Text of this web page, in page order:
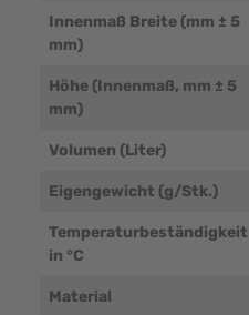
Innenmaß Breite (mm ± 5
mm)
Höhe (Innenmaß, mm ± 5
mm)
Volumen (Liter)
Eigengewicht (g/Stk.)
Temperaturbeständigkeit
in °C
Material